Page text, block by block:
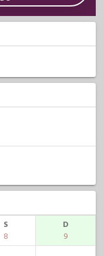
S
8
D
9